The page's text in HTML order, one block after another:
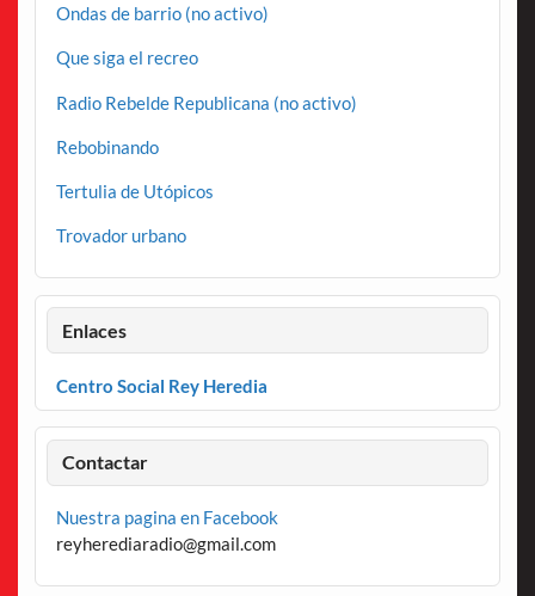
Ondas de barrio (no activo)
Que siga el recreo
Radio Rebelde Republicana (no activo)
Rebobinando
Tertulia de Utópicos
Trovador urbano
Enlaces
Centro Social Rey Heredia
Contactar
Nuestra pagina en Facebook
reyherediaradio@gmail.com